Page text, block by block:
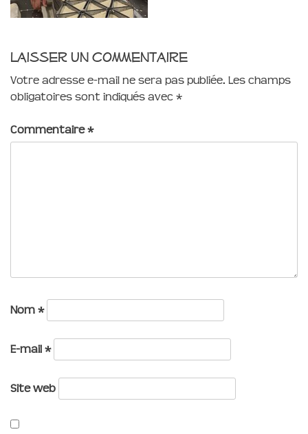
Laisser un commentaire
Votre adresse e-mail ne sera pas publiée. Les champs
obligatoires sont indiqués avec *
Commentaire*
Nom *
E-mail *
Site web